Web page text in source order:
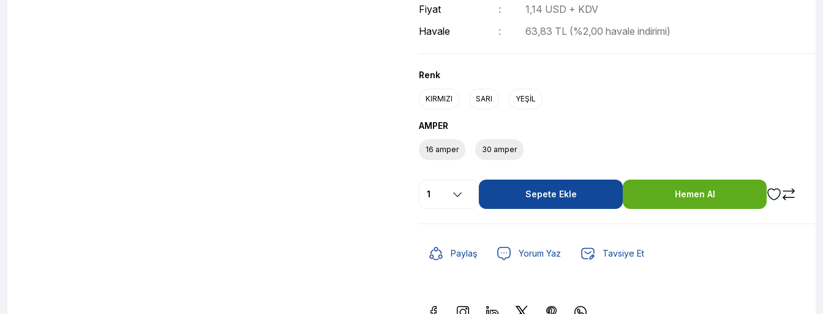
Fiyat
1,14 USD + KDV
Havale
63,83 TL (%2,00 havale indirimi)
Renk
KIRMIZI SARI YEŞİL
AMPER
16 amper 30 amper
Sepete Ekle Hemen Al
Paylaş Yorum Yaz Tavsiye Et